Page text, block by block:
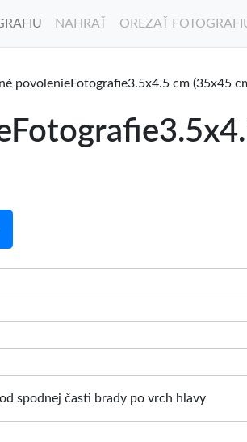
NAHRAŤ OREZAŤ
povolenieFotografie3.5x4.5 cm (35x45
spodnej časti brady po vrch hlavy